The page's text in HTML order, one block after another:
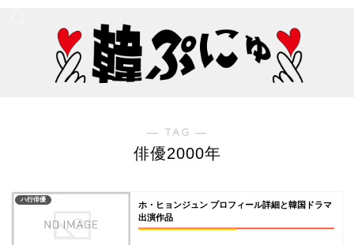
― TAG ―
俳優2000年
ハ行俳優
ホ・ヒョンジュン プロフィール詳細と韓国ドラマ
出演作品